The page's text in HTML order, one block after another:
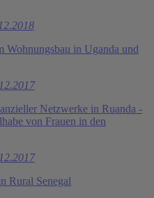
Wohnungsbau in Uganda und
Netzwerke in Ruanda -
von Frauen in den
Rural Senegal